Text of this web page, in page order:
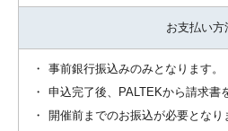
お支払い方
・
事前銀行振込みのみとなります。
・
申込完了後、PALTEKから請求書
・
開催前までのお振込が必要となり